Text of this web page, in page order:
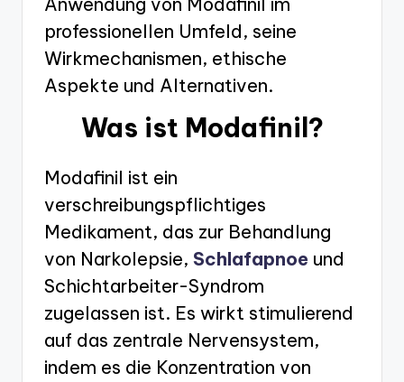
professionellen Umfeld, seine
Wirkmechanismen, ethische
Aspekte und Alternativen.
Was ist Modafinil?
Modafinil ist ein
verschreibungspflichtiges
Medikament, das zur Behandlung
von Narkolepsie, Schlafapnoe und
Schichtarbeiter-Syndrom
zugelassen ist. Es wirkt stimulierend
auf das zentrale Nervensystem,
indem es die Konzentration von